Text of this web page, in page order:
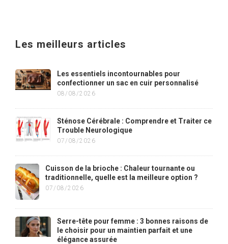
Les meilleurs articles
Les essentiels incontournables pour
confectionner un sac en cuir personnalisé
08/08/2026
Sténose Cérébrale : Comprendre et Traiter ce
Trouble Neurologique
07/08/2026
Cuisson de la brioche : Chaleur tournante ou
traditionnelle, quelle est la meilleure option ?
07/08/2026
Serre-tête pour femme : 3 bonnes raisons de
le choisir pour un maintien parfait et une
élégance assurée